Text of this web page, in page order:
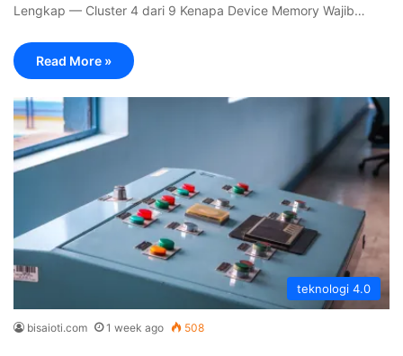
Lengkap — Cluster 4 dari 9 Kenapa Device Memory Wajib…
Read More »
teknologi 4.0
bisaioti.com 1 week ago 508